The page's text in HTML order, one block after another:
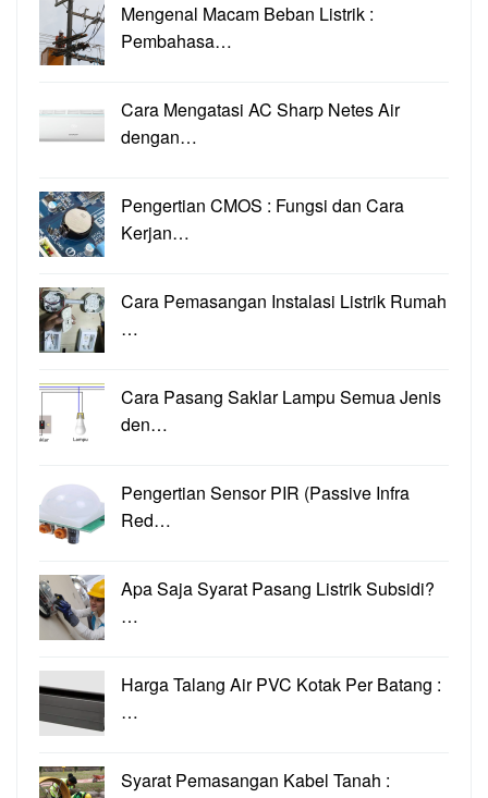
Mengenal Macam Beban Listrik :
Pembahasa…
Cara Mengatasi AC Sharp Netes Air
dengan…
Pengertian CMOS : Fungsi dan Cara
Kerjan…
Cara Pemasangan Instalasi Listrik Rumah
…
Cara Pasang Saklar Lampu Semua Jenis
den…
Pengertian Sensor PIR (Passive Infra
Red…
Apa Saja Syarat Pasang Listrik Subsidi?
…
Harga Talang Air PVC Kotak Per Batang :
…
Syarat Pemasangan Kabel Tanah :